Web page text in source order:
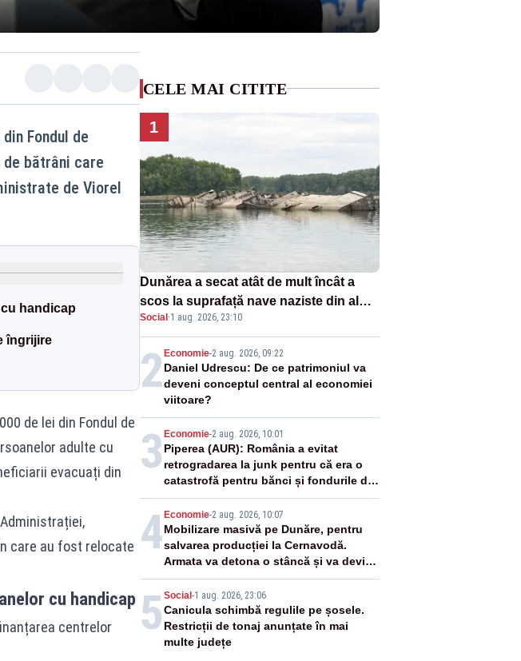
Fondul de
bătrâni care
de Viorel
handicap
îngrijire
de lei din Fondul de
adulte cu
evacuați din
care au fost relocate
cu handicap
centrelor
CELE MAI CITITE
1
Dunărea a secat atât de mult încât a
scos la suprafață nave naziste din al
doilea război mondial
Social·1 aug. 2026, 23:10
2Economie-2 aug. 2026, 09:22
Daniel Udrescu: De ce patrimoniul va
deveni conceptul central al economiei
viitoare?
3 Economie-2 aug. 2026, 10:01
Piperea (AUR): România a evitat
retrogradarea la junk pentru că era o
catastrofă pentru bănci și fondurile de
pensii
4Economie-2 aug. 2026, 10:07
Mobilizare masivă pe Dunăre, pentru
salvarea producției la Cernavodă.
Armata va detona o stâncă și va devia
apa fluviului - IMAGINI AERIENE
5 Social-1 aug. 2026, 23:06
Canicula schimbă regulile pe șosele.
Restricții de tonaj anunțate în mai
multe județe